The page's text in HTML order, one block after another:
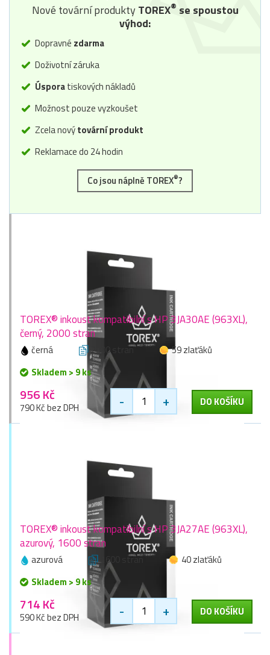
Nové tovární produktyTOREX® se spoustou
výhod:
Dopravné zdarma
Doživotní záruka
Úsporatiskových nákladů
Možnost pouze vyzkoušet
Zcela novýtovární produkt
Reklamace do 24 hodin
Co jsou náplně TOREX®?
TOREX® inkoust kompatibilní s HP 3JA30AE (963XL),
černý, 2000 stran
černá 2000 stran
59 zlaťáků
Skladem > 9 ks
956 Kč
790 Kč bez DPH - + DO KOŠÍKU
TOREX® inkoust kompatibilní s HP 3JA27AE (963XL),
azurový, 1600 stran
azurová 1600 stran
40 zlaťáků
Skladem > 9 ks
714 Kč
590 Kč bez DPH - + DO KOŠÍKU